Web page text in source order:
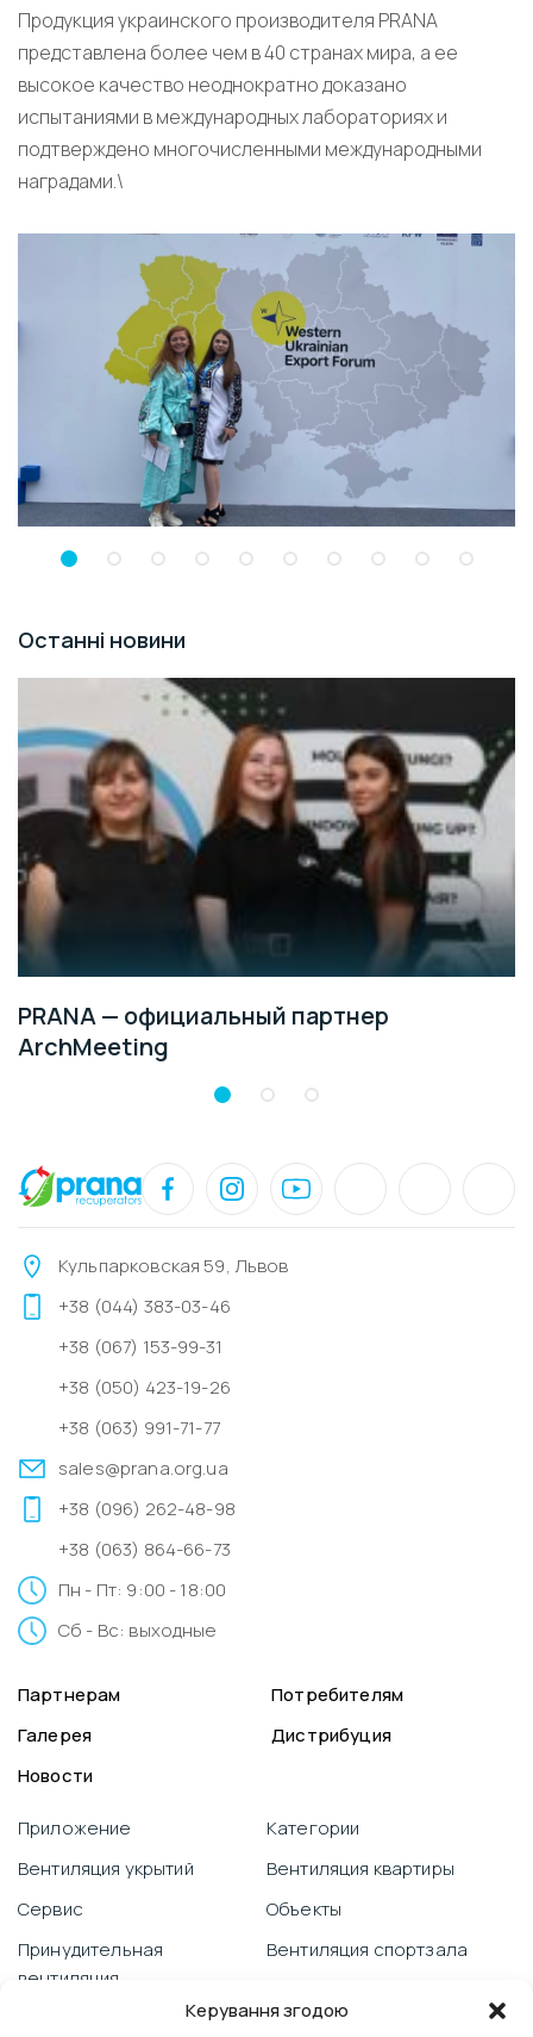
Керування згодою
Продукция украинского производителя PRANA
представлена более чем в 40 странах мира, а ее
высокое качество неоднократно доказано
испытаниями в международных лабораториях и
подтверждено многочисленными международными
наградами.\
Останні новини
PRANA — официальный партнер
ArchMeeting
Кульпарковская 59, Львов
+38 (044) 383-03-46
+38 (067) 153-99-31
+38 (050) 423-19-26
+38 (063) 991-71-77
sales@prana.org.ua
+38 (096) 262-48-98
+38 (063) 864-66-73
Пн - Пт: 9:00 - 18:00
Сб - Вс: выходные
Партнерам
Потребителям
Галерея
Дистрибуция
Новости
Приложение
Вентиляция укрытий
Сервис
Принудительная
вентиляция
Категории
Вентиляция квартиры
Объекты
Вентиляция спортзала